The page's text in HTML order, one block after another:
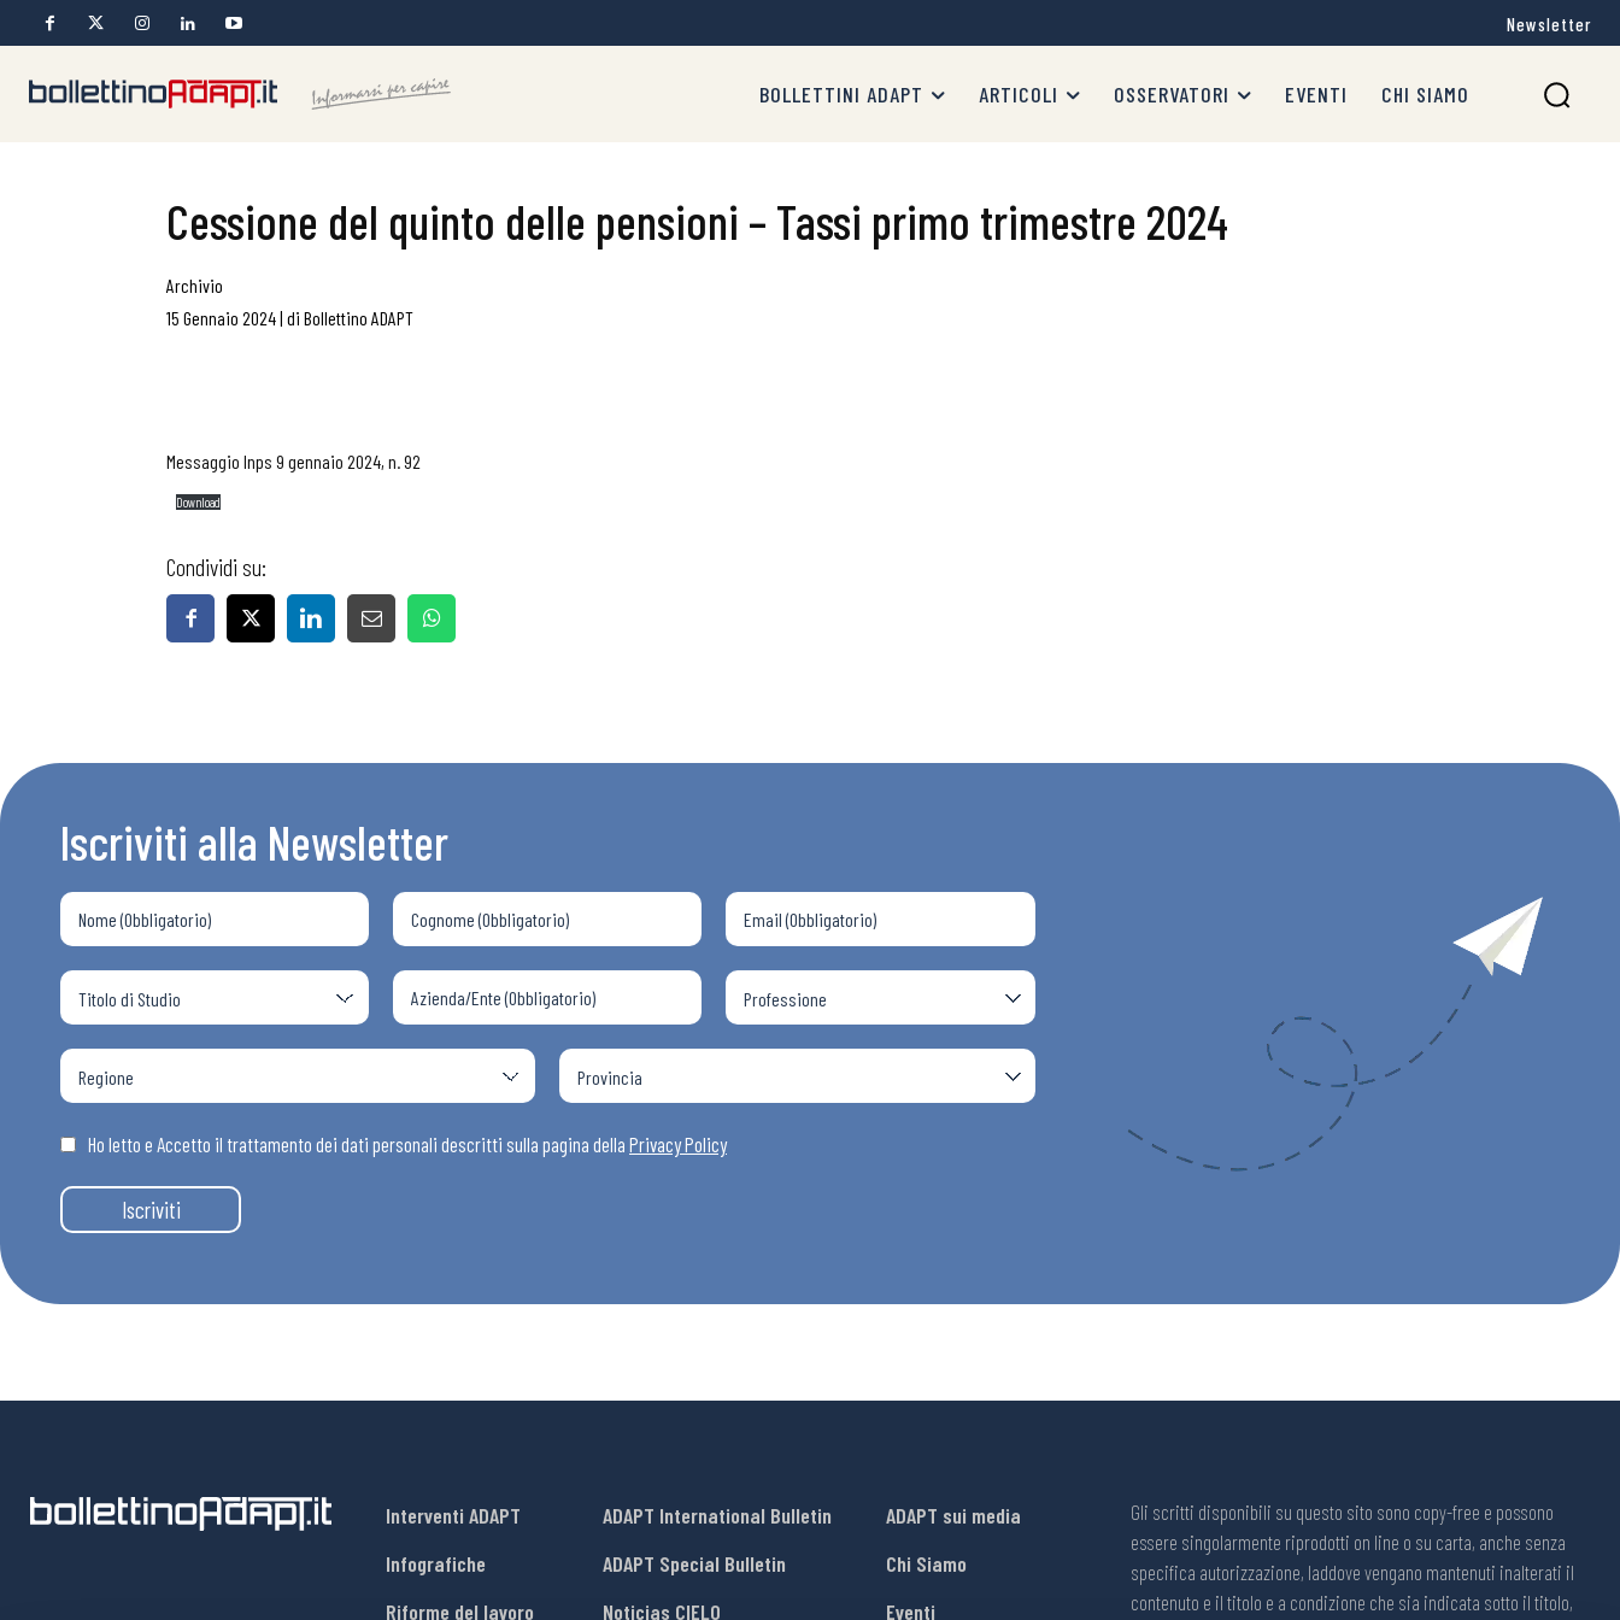
Bollettini ADAPT
Articoli
Osservatori
Newsletter
BOLLETTINI ADAPT ARTICOLI OSSERVATORI EVENTI CHI SIAMO
Cessione del quinto delle pensioni – Tassi primo trimestre 2024
Archivio
15 Gennaio 2024| di Bollettino ADAPT
Messaggio Inps 9 gennaio 2024, n. 92
Download
Condividi su:
Iscriviti alla Newsletter
Ho letto e Accetto il trattamento dei dati personali descritti sulla pagina della Privacy Policy
Iscriviti
Interventi ADAPT
Infografiche
Riforme del lavoro
ADAPT International Bulletin
ADAPT Special Bulletin
Noticias CIELO
ADAPT sui media
Chi Siamo
Eventi
Gli scritti disponibili su questo sito sono copy-free e possono
essere singolarmente riprodotti on line o su carta, anche senza
specifica autorizzazione, laddove vengano mantenuti inalterati il
contenuto e il titolo e a condizione che sia indicata sotto il titolo,